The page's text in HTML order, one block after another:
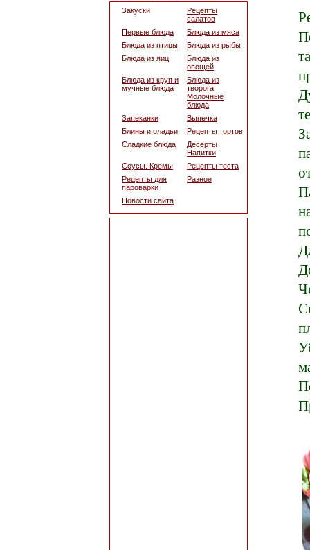
Закуски
Рецепты
салатов
Первые блюда
Блюда из мяса
Блюда из птицы
Блюда из рыбы
Блюда из яиц
Блюда из
овощей
Блюда из круп и
мучные блюда
Блюда из
творога.
Молочные
блюда
Запеканки
Выпечка
Блины и оладьи
Рецепты тортов
Сладкие блюда
Десерты
Напитки
Соусы. Кремы
Рецепты теста
Рецепты для
пароварки
Разное
Новости сайта